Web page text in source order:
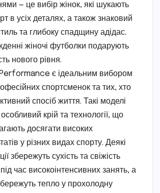
— це вибір жінок, які шукають
в усіх деталях, а також знаковий
та глибоку спадщину адідас.
жіночі футболки подарують
нового рівня.
є ідеальним вибором
спортсменок та тих, хто
спосіб життя. Такі моделі
крій та технології, що
досягати високих
у різних видах спорту. Деякі
збережуть сухість та свіжість
під час високоінтенсивних занять, а
тепло у прохолодну